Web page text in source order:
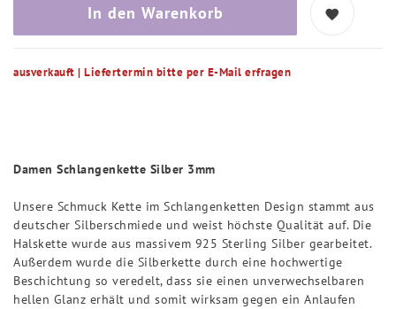
In den Warenkorb
ausverkauft | Liefertermin bitte per E-Mail erfragen
Damen Schlangenkette Silber 3mm
Unsere Schmuck Kette im Schlangenketten Design stammt aus
deutscher Silberschmiede und weist höchste Qualität auf. Die
Halskette wurde aus massivem 925 Sterling Silber gearbeitet.
Außerdem wurde die Silberkette durch eine hochwertige
Beschichtung so veredelt, dass sie einen unverwechselbaren
hellen Glanz erhält und somit wirksam gegen ein Anlaufen